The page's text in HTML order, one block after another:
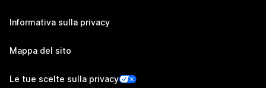
Informativa sulla privacy
Mappa del sito
Le tue scelte sulla privacy